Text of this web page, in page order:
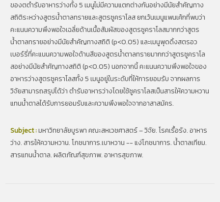
ของตตำรับอาหารว่างทั้ง 5 เมนูไม่มีความแตกต่างกันอย่างมีนัยสำคัญทาง
สถิติระหว่างสูตรน้ำตาลทรายและสูตรซูคราโลส ยกเว้นเมนูแพนเค้กที่พบว่า
คะแนนความพึงพอใจเฉลี่ยด้านเนื้อสัมผัสของสูตรซูคราโลสมากกว่าสูตร
น้ำตาลทรายอย่างมีนัยสำคัญทางสถิติ (p<0.05) และเมนูพุดดิ้งสตรอว
เบอร์รี่ที่คะแนนความพอใจด้านสีของสูตรน้ำตาลทรายมากกว่าสูตรซูคราโล
สอย่างมีนัยสำคัญทางสถิติ (p<0.05) นอกจากนี้ คะแนนความพึงพอใจของ
อาหารว่างสูตรซูคราโลสทั้ง 5 เมนูอยู่ในระดับที่ให้การยอมรับ จากผลการ
วิจัยสามารถสรุปได้ว่า ตำรับอาหารว่างโดยใช้ซูคราโลสเป็นสารให้ความหวาน
แทนน้ำตาลได้รับการยอมรับและความพึงพอใจจากอาสาสมัคร.
Subject :มหาวิทยาลัยบูรพา คณะสหเวชศาสตร์ – วิจัย. โรคเรื้อรัง. อาหาร
ว่าง. สารให้ความหวาน. โภชนาการ.เบาหวาน -- แง่โภชนาการ. น้ำตาลเทียม.
สารแทนน้ำตาล. ผลิตภัณฑ์สุขภาพ. อาหารสุขภาพ.